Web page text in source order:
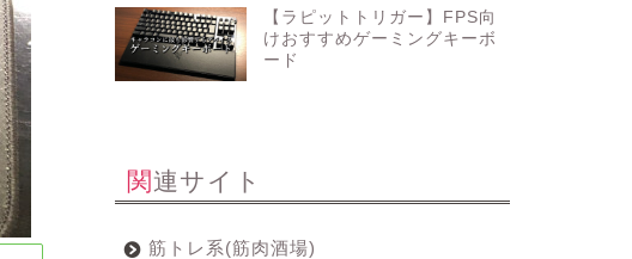
【ラピットトリガー】FPS向
けおすすめゲーミングキーボ
ード
関連サイト
筋トレ系(筋肉酒場)